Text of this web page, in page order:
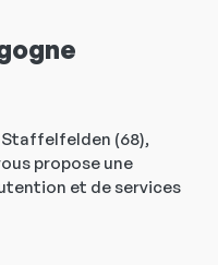
Staffelfelden (68),
propose une
et de services